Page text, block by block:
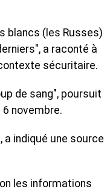
blancs (les Russes)
a raconté à
sécuritaire.
de sang", poursuit
novembre.
indiqué une source
les informations